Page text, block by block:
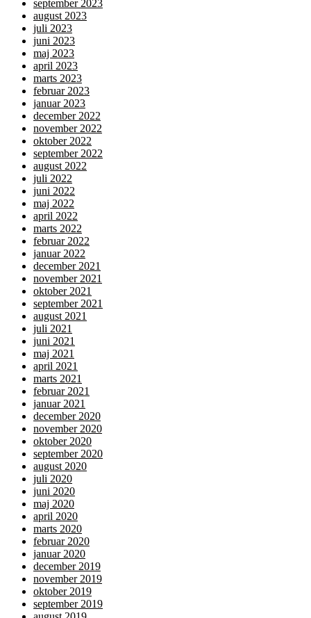
september 2023
august 2023
juli 2023
juni 2023
maj 2023
april 2023
marts 2023
februar 2023
januar 2023
december 2022
november 2022
oktober 2022
september 2022
august 2022
juli 2022
juni 2022
maj 2022
april 2022
marts 2022
februar 2022
januar 2022
december 2021
november 2021
oktober 2021
september 2021
august 2021
juli 2021
juni 2021
maj 2021
april 2021
marts 2021
februar 2021
januar 2021
december 2020
november 2020
oktober 2020
september 2020
august 2020
juli 2020
juni 2020
maj 2020
april 2020
marts 2020
februar 2020
januar 2020
december 2019
november 2019
oktober 2019
september 2019